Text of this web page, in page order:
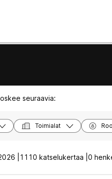
seuraavia:
Toimialat
| 1110 katselukertaa | 0